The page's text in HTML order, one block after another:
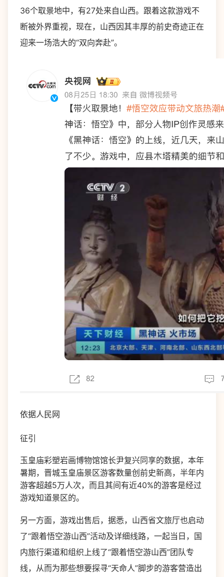
36个取景地中，有27处来自山西。跟着这款游戏不
断被外界重视，现在，山西因其丰厚的前史奇迹正在
迎来一场浩大的“双向奔赴”。
依据人民网
征引
玉皇庙彩塑岩画博物馆馆长尹复兴同享的数据，本年
暑期，晋城玉皇庙景区游客数量创前史新高，半年内
游客超越5万人次，而且其间有近40%的游客是经过
游戏知道景区的。
另一方面，游戏出售后，据悉，山西省文旅厅也启动
了“跟着悟空游山西”活动及详细线路，一起当日，国
内旅行渠道和组织上线了“跟着悟空游山西”团队专
线，从而为那些想要探寻“天命人”脚步的游客营造出